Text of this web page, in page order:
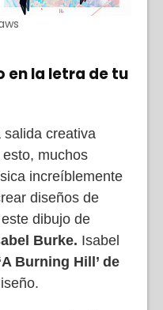
en la letra de tu
salida creativa
muchos
increíblemente
diseños de
dibujo de
Burke. Isabel
Burning Hill’ de